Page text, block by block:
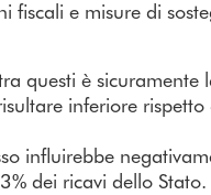
fiscali e misure di
questi è sicuramente
inferiore
influirebbe
dei ricavi dello Stato.